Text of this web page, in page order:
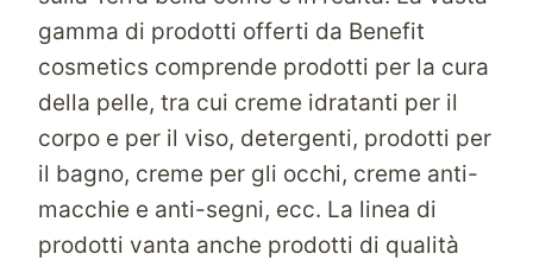
gamma di prodotti offerti da Benefit
cosmetics comprende prodotti per la cura
della pelle, tra cui creme idratanti per il
corpo e per il viso, detergenti, prodotti per
il bagno, creme per gli occhi, creme anti-
macchie e anti-segni, ecc. La linea di
prodotti vanta anche prodotti di qualità